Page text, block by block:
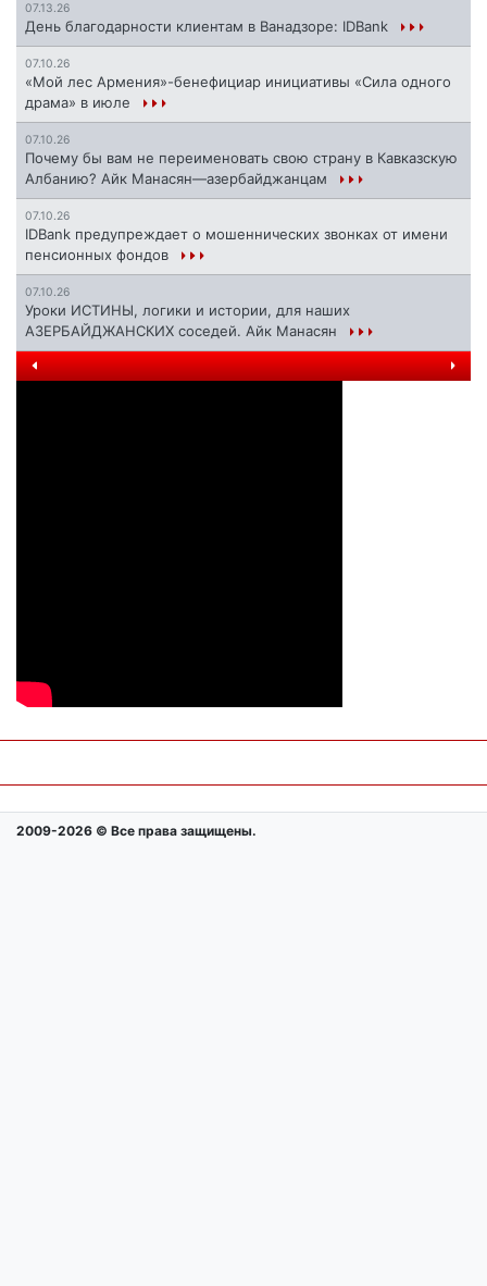
07.13.26
День благодарности клиентам в Ванадзоре: IDBank
07.10.26
«Мой лес Армения»-бенефициар инициативы «Сила одного
драма» в июле
07.10.26
Почему бы вам не переименовать свою страну в Кавказскую
Албанию? Айк Манасян—азербайджанцам
07.10.26
IDBank предупреждает о мошеннических звонках от имени
пенсионных фондов
07.10.26
Уроки ИСТИНЫ, логики и истории, для наших
АЗЕРБАЙДЖАНСКИХ соседей. Айк Манасян
2009-2026 © Все права защищены.